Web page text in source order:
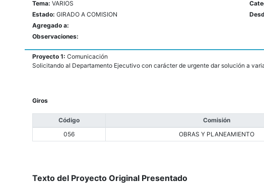
Tema: VARIOS
Estado: GIRADO A COMISION
Agregado a:
Observaciones:
Proyecto 1: Comunicación
Solicitando al Departamento Ejecutivo con carácter de urgente dar solución a
Giros
Código Comisión
056
OBRAS Y PLANEAMIENTO
Texto del Proyecto Original Presentado